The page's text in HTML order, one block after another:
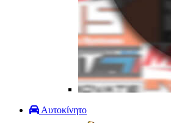
Αυτοκίνητο